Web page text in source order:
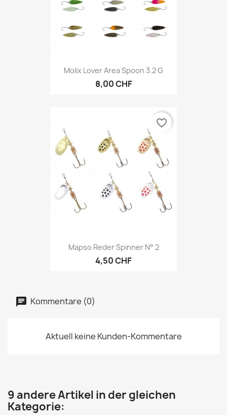
Molix Lover Area Spoon 3.2 G
8,00 CHF
Mapso Reder Spinner N° 2
4,50 CHF
favorite_border
Kommentare (0)
Aktuell keine Kunden-Kommentare
9 andere Artikel in der gleichen
Kategorie: